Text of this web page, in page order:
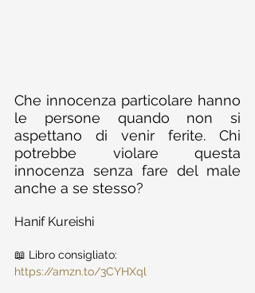
Che innocenza particolare hanno
le persone quando non si
aspettano di venir ferite. Chi
potrebbe violare questa
innocenza senza fare del male
anche a se stesso?
Hanif Kureishi
📖 Libro consigliato:
https://amzn.to/3CYHXql